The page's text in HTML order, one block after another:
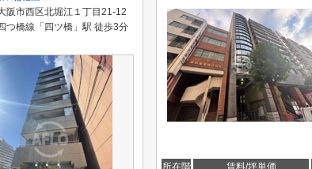
所在階 賃料/坪単価
阪市西区北堀江１丁目21-12
つ橋線「四ツ橋」駅 徒歩3分